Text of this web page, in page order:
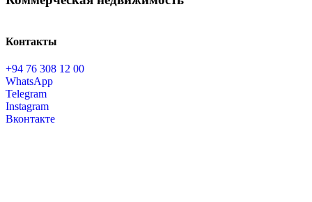
Контакты
+94 76 308 12 00
WhatsApp
Telegram
Instagram
Вконтакте